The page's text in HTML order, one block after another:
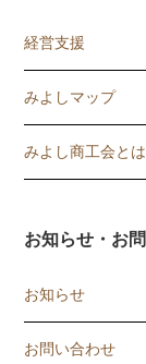
経営支援
講習会
記帳相談指導
みよしマップ
みよし商工会とは
お知らせ・お
お知らせ
お問い合わせ